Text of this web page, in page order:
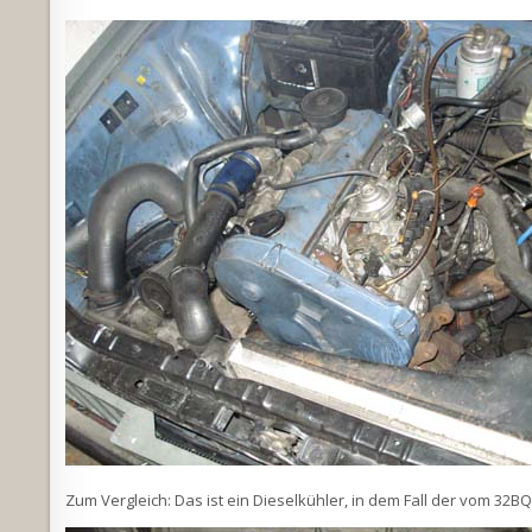
Zum Vergleich: Das ist ein Dieselkühler, in dem Fall der vom